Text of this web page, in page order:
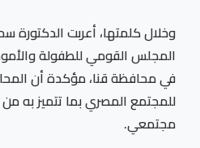
وخلال كلمتها، أعربت الدكتورة
المجلس القومي للطفولة
في محافظة قنا، مؤكدة أن
للمجتمع المصري بما تتميز به
مجتمعي.